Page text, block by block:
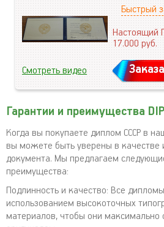
Быстрый
Настоящий
17.000руб.
Смотреть видео
Гарантии и преимущества
Когда вы покупаете диплом СССР в
вы можете быть уверены в качестве
документа. Мы предлагаем
преимущества:
Подлинность и качество: Все
использованием высокоточных
материалов, чтобы они максимально